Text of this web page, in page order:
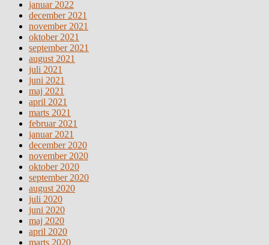
januar 2022
december 2021
november 2021
oktober 2021
september 2021
august 2021
juli 2021
juni 2021
maj 2021
april 2021
marts 2021
februar 2021
januar 2021
december 2020
november 2020
oktober 2020
september 2020
august 2020
juli 2020
juni 2020
maj 2020
april 2020
marts 2020